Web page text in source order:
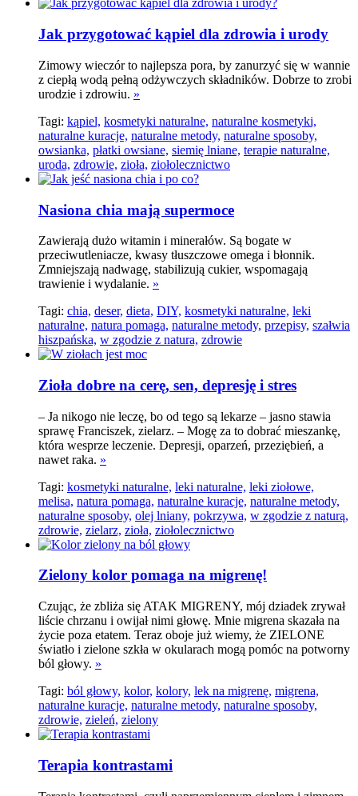
Jak przygotować kąpiel dla zdrowia i urody
Zimowy wieczór to najlepsza pora, by zanurzyć się w wannie
z ciepłą wodą pełną odżywczych składników. Dobrze to zrobi
urodzie i zdrowiu. »
Tagi: kąpiel, kosmetyki naturalne, naturalne kosmetyki,
naturalne kuracje, naturalne metody, naturalne sposoby,
owsianka, płatki owsiane, siemię lniane, terapie naturalne,
uroda, zdrowie, zioła, ziołolecznictwo
Nasiona chia mają supermoce
Zawierają dużo witamin i minerałów. Są bogate w
przeciwutleniacze, kwasy tłuszczowe omega i błonnik.
Zmniejszają nadwagę, stabilizują cukier, wspomagają
trawienie i wydalanie. »
Tagi: chia, deser, dieta, DIY, kosmetyki naturalne, leki
naturalne, natura pomaga, naturalne metody, przepisy, szałwia
hiszpańska, w zgodzie z natura, zdrowie
Zioła dobre na cerę, sen, depresję i stres
– Ja nikogo nie leczę, bo od tego są lekarze – jasno stawia
sprawę Franciszek, zielarz. – Mogę za to dobrać mieszankę,
która wesprze leczenie. Depresji, oparzeń, przeziębień, a
nawet raka. »
Tagi: kosmetyki naturalne, leki naturalne, leki ziołowe,
melisa, natura pomaga, naturalne kuracje, naturalne metody,
naturalne sposoby, olej lniany, pokrzywa, w zgodzie z naturą,
zdrowie, zielarz, zioła, ziołolecznictwo
Zielony kolor pomaga na migrenę!
Czując, że zbliża się ATAK MIGRENY, mój dziadek zrywał
liście chrzanu i owijał nimi głowę. Mnie migrena skazała na
życie poza etatem. Teraz oboje już wiemy, że ZIELONE
światło i zielone szkła w okularach mogą pomóc na potworny
ból głowy. »
Tagi: ból głowy, kolor, kolory, lek na migrenę, migrena,
naturalne kuracje, naturalne metody, naturalne sposoby,
zdrowie, zieleń, zielony
Terapia kontrastami